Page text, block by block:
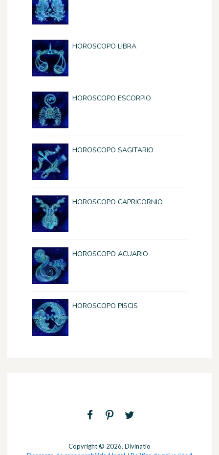
HOROSCOPO LIBRA
HOROSCOPO ESCORPIO
HOROSCOPO SAGITARIO
HOROSCOPO CAPRICORNIO
HOROSCOPO ACUARIO
HOROSCOPO PISCIS
Copyright © 2026. Divinatio